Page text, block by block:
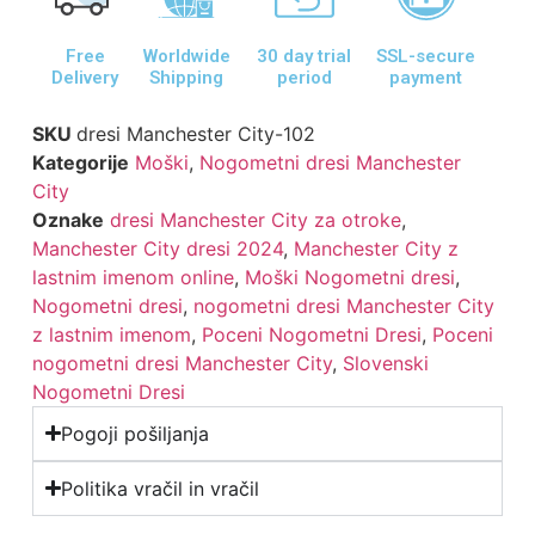
Free
Delivery
Worldwide
Shipping
30 day trial
period
SSL-secure
payment
SKU dresi Manchester City-102
Kategorije Moški, Nogometni dresi Manchester
City
Oznake dresi Manchester City za otroke,
Manchester City dresi 2024, Manchester City z
lastnim imenom online, Moški Nogometni dresi,
Nogometni dresi, nogometni dresi Manchester City
z lastnim imenom, Poceni Nogometni Dresi, Poceni
nogometni dresi Manchester City, Slovenski
Nogometni Dresi
Pogoji pošiljanja
Politika vračil in vračil